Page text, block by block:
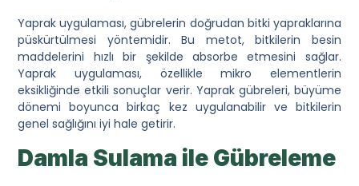
Yaprak uygulaması, gübrelerin doğrudan bitki yapraklarına
püskürtülmesi yöntemidir. Bu metot, bitkilerin besin
maddelerini hızlı bir şekilde absorbe etmesini sağlar.
Yaprak uygulaması, özellikle mikro elementlerin
eksikliğinde etkili sonuçlar verir. Yaprak gübreleri, büyüme
dönemi boyunca birkaç kez uygulanabilir ve bitkilerin
genel sağlığını iyi hale getirir.
Damla Sulama ile Gübreleme